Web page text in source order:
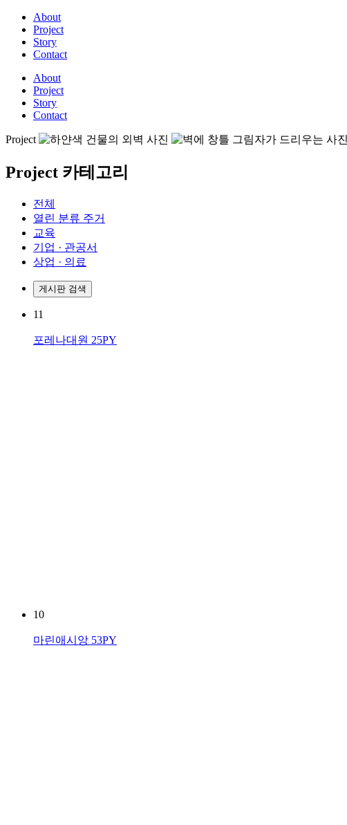
About
Project
Story
Contact
About
Project
Story
Contact
Project
Project 카테고리
전체
열린 분류 주거
교육
기업 · 관공서
상업 · 의료
게시판 검색
11
포레나대원 25PY
10
마린애시앙 53PY